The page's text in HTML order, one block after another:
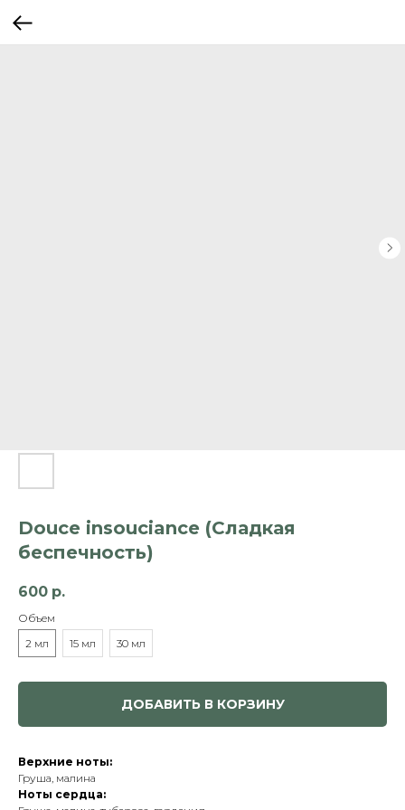
Douce insouciance (Сладкая
беспечность)
600 р.
Объем
2 мл
15 мл 30 мл
ДОБАВИТЬ В КОРЗИНУ
Верхние ноты:
Груша, малина
Ноты сердца: